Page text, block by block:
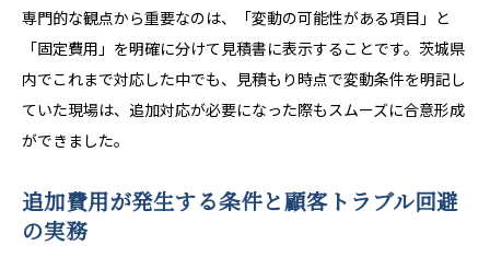
専門的な観点から重要なのは、「変動の可能性がある項目」と
「固定費用」を明確に分けて見積書に表示することです。茨城県
内でこれまで対応した中でも、見積もり時点で変動条件を明記し
ていた現場は、追加対応が必要になった際もスムーズに合意形成
ができました。
追加費用が発生する条件と顧客トラブル回避
の実務